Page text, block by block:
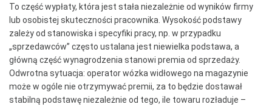
To część wypłaty, która jest stała niezależnie od wyników firmy
lub osobistej skuteczności pracownika. Wysokość podstawy
zależy od stanowiska i specyfiki pracy, np. w przypadku
„sprzedawców” często ustalana jest niewielka podstawa, a
główną część wynagrodzenia stanowi premia od sprzedaży.
Odwrotna sytuacja: operator wózka widłowego na magazynie
może w ogóle nie otrzymywać premii, za to będzie dostawał
stabilną podstawę niezależnie od tego, ile towaru rozładuje –